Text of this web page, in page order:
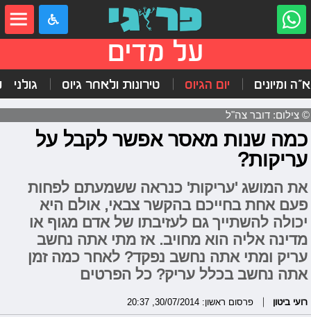
על מדים
ומיונים יום הגיוס טירונות ולאחר גיוס גולני
© צילום: דובר צה"ל
כמה שנות מאסר אפשר לקבל על
עריקות?
את המושג 'עריקות' כנראה ששמעתם לפחות
פעם אחת בחייכם בהקשר צבאי, אולם היא
יכולה להשתייך גם לעזיבתו של אדם מגוף או
מדינה אליה הוא מחויב. אז מתי אתה נחשב
עריק ומתי אתה נחשב נפקד? לאחר כמה זמן
אתה נחשב בכלל עריק? כל הפרטים
רועי ביטון פרסום ראשון: 30/07/2014, 20:37